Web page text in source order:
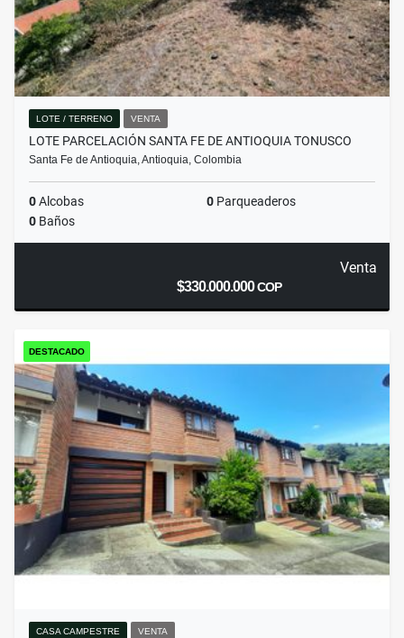
LOTE / TERRENO VENTA
LOTE PARCELACIÓN SANTA FE DE ANTIOQUIA TONUSCO
Santa Fe de Antioquia, Antioquia, Colombia
0Alcobas 0 Parqueaderos
0 Baños
Venta
$330.000.000COP
DESTACADO
CASA CAMPESTRE VENTA